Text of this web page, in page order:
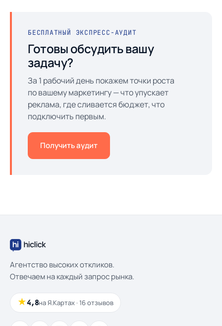
БЕСПЛАТНЫЙ ЭКСПРЕСС-АУДИТ
Готовы обсудить вашу
задачу?
За 1 рабочий день покажем точки роста
по вашему маркетингу — что упускает
реклама, где сливается бюджет, что
подключить первым.
Получить аудит
Агентство высоких откликов.
Отвечаем на каждый запрос рынка.
★4,8на Я.Картах · 16 отзывов